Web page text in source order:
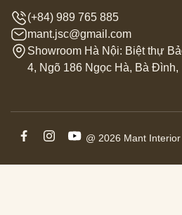
(+84) 989 765 885
mant.jsc@gmail.com
Showroom Hà Nội: Biệt thự
4, Ngõ 186 Ngọc Hà, Bà Đình,
@ 2026 Mant